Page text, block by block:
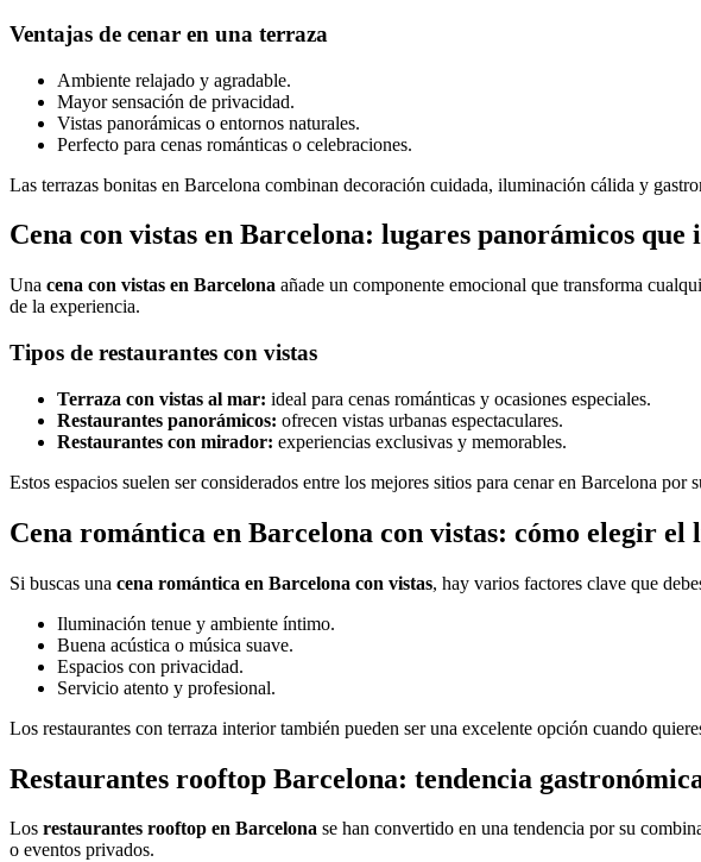
Ventajas de cenar en una terraza
Ambiente relajado y agradable.
Mayor sensación de privacidad.
Vistas panorámicas o entornos naturales.
Perfecto para cenas románticas o celebraciones.
Las terrazas bonitas en Barcelona combinan decoración cuidada, iluminación cálida y
Cena con vistas en Barcelona: lugares panorámicos que
Una cena con vistas en Barcelona añade un componente emocional que transforma
de la experiencia.
Tipos de restaurantes con vistas
Terraza con vistas al mar: ideal para cenas románticas y ocasiones especiales.
Restaurantes panorámicos: ofrecen vistas urbanas espectaculares.
Restaurantes con mirador: experiencias exclusivas y memorables.
Estos espacios suelen ser considerados entre los mejores sitios para cenar en Barcelona
Cena romántica en Barcelona con vistas: cómo elegir el
Si buscas una cena romántica en Barcelona con vistas, hay varios factores clave que
Iluminación tenue y ambiente íntimo.
Buena acústica o música suave.
Espacios con privacidad.
Servicio atento y profesional.
Los restaurantes con terraza interior también pueden ser una excelente opción cuando
Restaurantes rooftop Barcelona: tendencia
Los restaurantes rooftop en Barcelona se han convertido en una tendencia por su
o eventos privados.